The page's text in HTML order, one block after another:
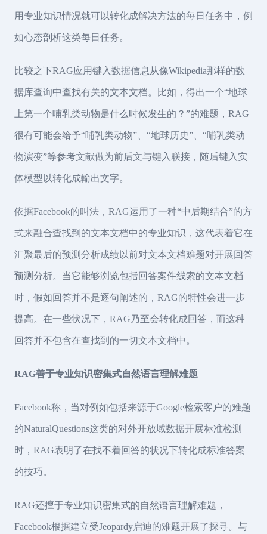
用专业知识情况就可以转化成解决方法的每日任务中，例
如心态剖析这类每日任务。
比较之下RAG应用键入数据信息从像Wikipedia那样的数
据库查询中查找有关的文本文档。比如，得出一个“地球
上第一个哺乳类动物是什么时候发生的？”的难题，RAG
很有可能会给予“哺乳类动物”、“地球历史”、“哺乳类动
物演变”等参考文献做为前后文与键入联接，随后键入实
体模型以转化成輸出文字。
依据Facebook的叫法，RAG运用了一种“中后期结合”的方
式来融合查找到的文本文档中的专业知识，这代表着它在
汇聚最后的预测分析成绩以前对文本文档难题对开展回答
预测分析。当它能够浏览包括回答案件线索的文本文档
时，假如回答并不是逐句阐述的，RAG的特性会进一步
提高。在一些状况下，RAG乃至会转化成回答，而这种
回答并不包含在查找到的一切文本文档中。
RAG善于专业知识密集式自然语言理解难题
Facebook称，当对例如包括来源于Google检索客户的难题
的NaturalQuestions这类的对外开放域数据开展标准检测
时，RAG表明了在找不着回答的状况下转化成标准答案
的技巧。
RAG还擅于专业知识密集式的自然语言理解难题，
Facebook根据建立受Jeopardy启迪的难题开展了探寻。与